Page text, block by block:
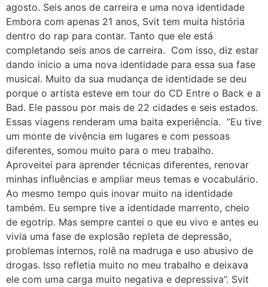
agosto. Seis anos de carreira e uma nova identidade
Embora com apenas 21 anos, Svit tem muita história
dentro do rap para contar. Tanto que ele está
completando seis anos de carreira. Com isso, diz estar
dando inicio a uma nova identidade para essa sua fase
musical. Muito da sua mudança de identidade se deu
porque o artista esteve em tour do CD Entre o Back e a
Bad. Ele passou por mais de 22 cidades e seis estados.
Essas viagens renderam uma baita experiência. “Eu tive
um monte de vivência em lugares e com pessoas
diferentes, somou muito para o meu trabalho.
Aproveitei para aprender técnicas diferentes, renovar
minhas influências e ampliar meus temas e vocabulário.
Ao mesmo tempo quis inovar muito na identidade
também. Eu sempre tive a identidade marrento, cheio
de egotrip. Mas sempre cantei o que eu vivo e antes eu
vivia uma fase de explosão repleta de depressão,
problemas internos, rolê na madruga e uso abusivo de
drogas. Isso refletia muito no meu trabalho e deixava
ele com uma carga muito negativa e depressiva”. Svit